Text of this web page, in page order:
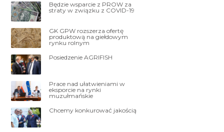
Będzie wsparcie z PROW za
straty w związku z COVID-19
GK GPW rozszerza ofertę
produktową na giełdowym
rynku rolnym
Posiedzenie AGRIFISH
Prace nad ułatwieniami w
eksporcie na rynki
muzułmańskie
Chcemy konkurować jakością